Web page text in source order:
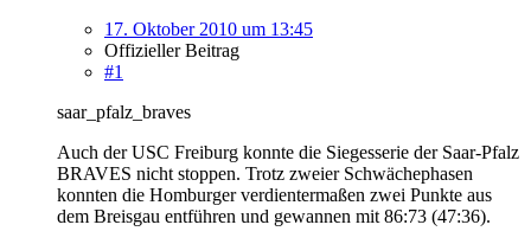
17. Oktober 2010 um 13:45
Offizieller Beitrag
#1
saar_pfalz_braves
Auch der USC Freiburg konnte die Siegesserie der Saar-Pfalz
BRAVES nicht stoppen. Trotz zweier Schwächephasen
konnten die Homburger verdientermaßen zwei Punkte aus
dem Breisgau entführen und gewannen mit 86:73 (47:36).